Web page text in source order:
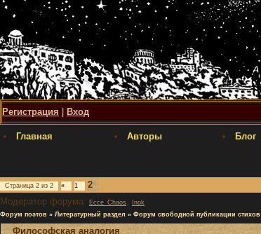
Регистрация Вход
Главная Авторы Блог
Страница 2 из 2 « 1
2
Модератор форума: Ecce_Chaos ,
Inok
Форум поэтов » Литературный раздел » Форум свободной публикации стихов
Философская аналогия